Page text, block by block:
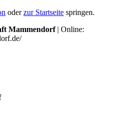
oderzur Startseite springen.
Mammendorf| Online: